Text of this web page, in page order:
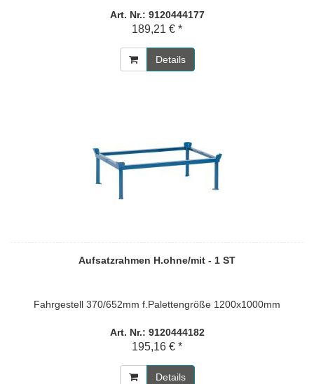
Art. Nr.: 9120444177
189,21 € *
Details
Aufsatzrahmen H.ohne/mit - 1 ST
Fahrgestell 370/652mm f.Palettengröße 1200x1000mm
Art. Nr.: 9120444182
195,16 € *
Details